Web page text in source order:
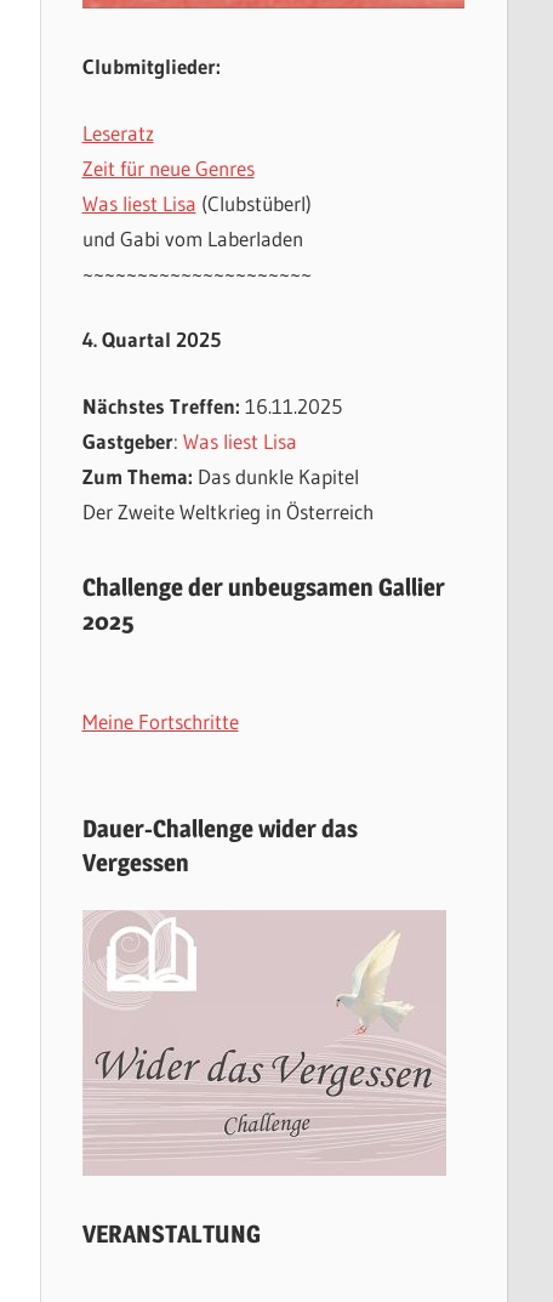
Clubmitglieder:
Leseratz
Zeit für neue Genres
Was liest Lisa (Clubstüberl)
und Gabi vom Laberladen
~~~~~~~~~~~~~~~~~~~~~
4. Quartal 2025
Nächstes Treffen: 16.11.2025
Gastgeber: Was liest Lisa
Zum Thema: Das dunkle Kapitel
Der Zweite Weltkrieg in Österreich
Challenge der unbeugsamen Gallier
2025
Meine Fortschritte
Dauer-Challenge wider das
Vergessen
VERANSTALTUNG